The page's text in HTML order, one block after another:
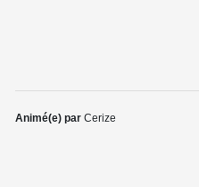
Animé(e) par Cerize